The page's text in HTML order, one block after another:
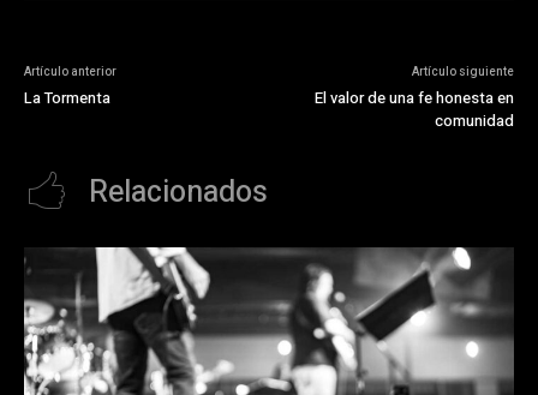
Artículo anterior
La Tormenta
Artículo siguiente
El valor de una fe honesta en
comunidad
Relacionados